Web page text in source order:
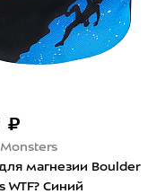
₽
магнезии Boulder
WTF? Синий